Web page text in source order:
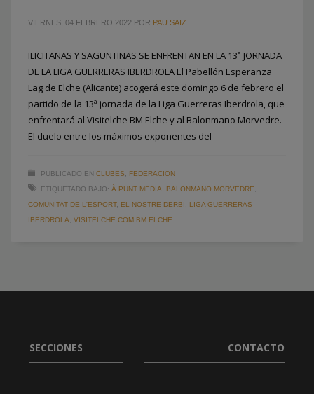
VIERNES, 04 FEBRERO 2022 POR PAU SAIZ
ILICITANAS Y SAGUNTINAS SE ENFRENTAN EN LA 13ª JORNADA
DE LA LIGA GUERRERAS IBERDROLA El Pabellón Esperanza
Lag de Elche (Alicante) acogerá este domingo 6 de febrero el
partido de la 13ª jornada de la Liga Guerreras Iberdrola, que
enfrentará al Visitelche BM Elche y al Balonmano Morvedre.
El duelo entre los máximos exponentes del
PUBLICADO EN CLUBES
FEDERACION
ETIQUETADO BAJO: À PUNT MEDIA BALONMANO MORVEDRE
COMUNITAT DE L'ESPORT, EL NOSTRE DERBI
LIGA GUERRERAS
IBERDROLA
VISITELCHE.COM BM ELCHE
SECCIONES CONTACTO